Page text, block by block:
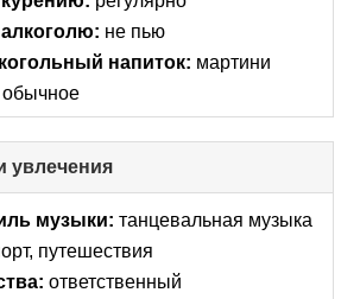
не пью
напиток: мартини
обычное
увлечения
to
collapse
музыки: танцевальная музыка
путешествия
ответственный